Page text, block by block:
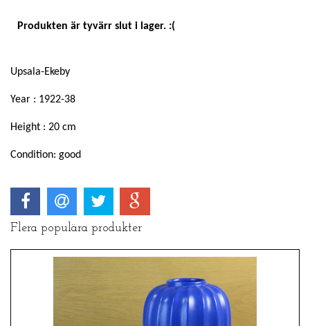
Produkten är tyvärr slut i lager. :(
Upsala-Ekeby
Year : 1922-38
Height : 20 cm
Condition: good
Flera populära produkter